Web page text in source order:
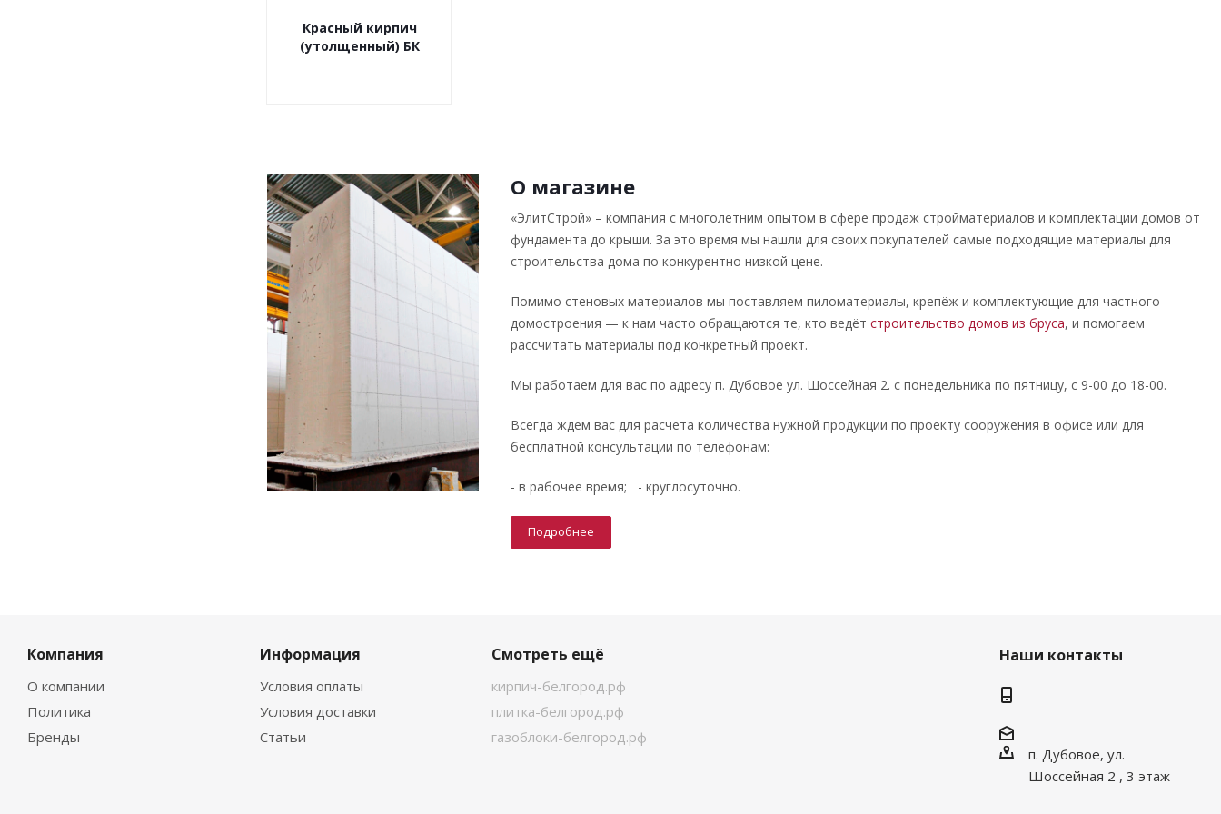
Красный кирпич
(утолщенный) БК
О магазине
«ЭлитСтрой» – компания с многолетним опытом в сфере продаж стройматериалов и комплектации домов от
фундамента до крыши. За это время мы нашли для своих покупателей самые подходящие материалы для
строительства дома по конкурентно низкой цене.
Помимо стеновых материалов мы поставляем пиломатериалы, крепёж и комплектующие для частного
домостроения — к нам часто обращаются те, кто ведёт строительство домов из бруса, и помогаем
рассчитать материалы под конкретный проект.
Мы работаем для вас по адресу п. Дубовое ул. Шоссейная 2. с понедельника по пятницу, с 9-00 до 18-00.
Всегда ждем вас для расчета количества нужной продукции по проекту сооружения в офисе или для
бесплатной консультации по телефонам:
- в рабочее время; - круглосуточно.
Подробнее
Компания
О компании
Политика
Бренды
Информация
Условия оплаты
Условия доставки
Статьи
Смотреть ещё
кирпич-белгород.рф
плитка-белгород.рф
газоблоки-белгород.рф
Наши контакты
п. Дубовое, ул.
Шоссейная 2 , 3 этаж